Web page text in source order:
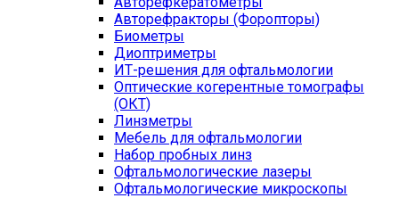
Авторефракторы (Форопторы)
Биометры
Диоптриметры
ИТ-решения для офтальмологии
Оптические когерентные томографы
(ОКТ)
Линзметры
Мебель для офтальмологии
Набор пробных линз
Офтальмологические лазеры
Офтальмологические микроскопы